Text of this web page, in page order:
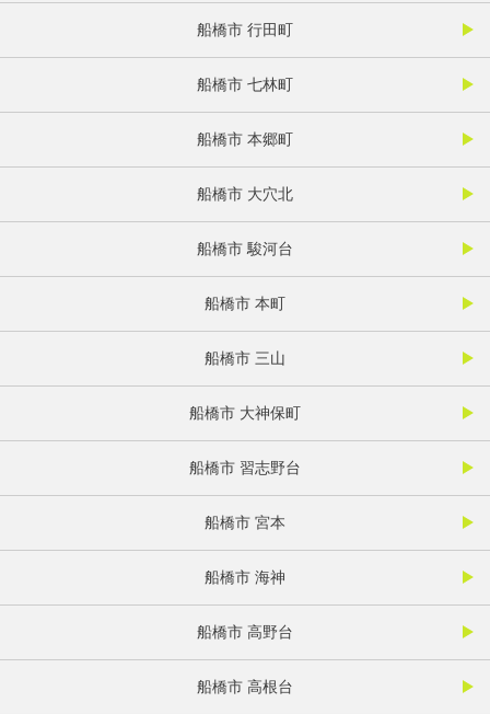
船橋市 行田町
船橋市 七林町
船橋市 本郷町
船橋市 大穴北
船橋市 駿河台
船橋市 本町
船橋市 三山
船橋市 大神保町
船橋市 習志野台
船橋市 宮本
船橋市 海神
船橋市 高野台
船橋市 高根台